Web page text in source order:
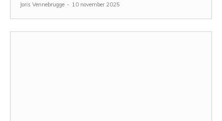
Joris Vennebrugge - 10 november 2025